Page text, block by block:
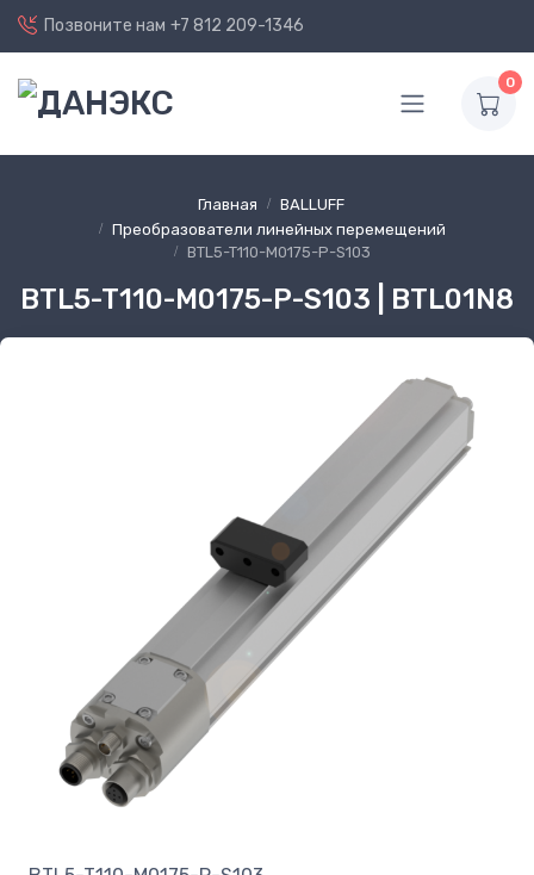
Позвоните нам +7 812 209-1346
0
Главная
BALLUFF
Преобразователи линейных перемещений
BTL5-T110-M0175-P-S103
BTL5-T110-M0175-P-S103 | BTL01N8